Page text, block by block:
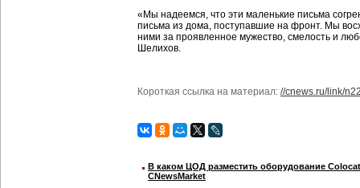
«Мы надеемся, что эти маленькие письма
письма из дома, поступавшие на фронт. Мы
ними за проявленное мужество, смелость и
Шелихов.
Короткая ссылка на материал: //cnews.ru/link/
В каком ЦОД разместить оборудование
CNewsMarket